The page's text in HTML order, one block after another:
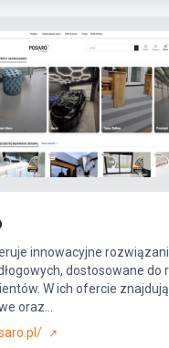
innowacyjne
dostosowane do
W ich ofercie
oraz...
↗